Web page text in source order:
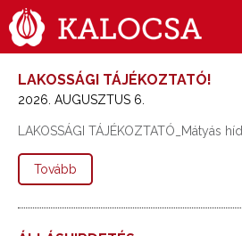
LAKOSSÁGI TÁJÉKOZTATÓ!
2026. AUGUSZTUS 6.
LAKOSSÁGI TÁJÉKOZTATÓ_Mátyás híd
Tovább